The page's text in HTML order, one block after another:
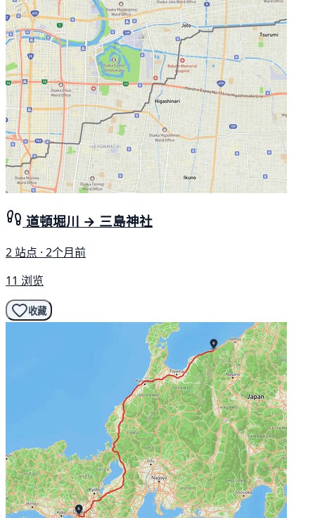
道頓堀川 → 三島神社
2 站点 · 2个月前
11 浏览
收藏